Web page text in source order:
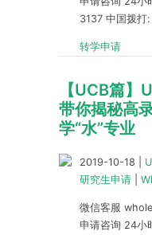
3137 中国拨打
转学申请
【UCB篇】
带你揭秘高
学“水”专业
2019-10-18
研究生申请
微信客服
申请咨询 24小